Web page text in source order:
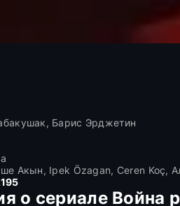
Барис Эрджетин
Акын, Ipek Özagan, Ceren
о сериале Война